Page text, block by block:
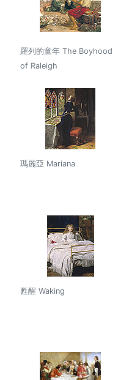
羅列的童年 The Boyhood
of Raleigh
瑪麗亞 Mariana
甦醒 Waking